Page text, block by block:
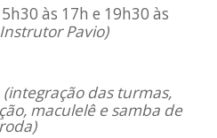
às 17h e 19h30 às
Pavio)
(integração das turmas,
maculelê e samba de
roda)